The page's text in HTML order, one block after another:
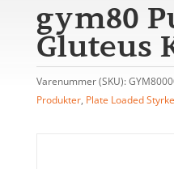
gym80
Gluteus
Varenummer (SKU):
Produkter, Plate Loaded